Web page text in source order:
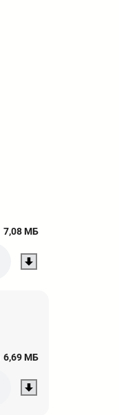
7,08 МБ
6,69 МБ